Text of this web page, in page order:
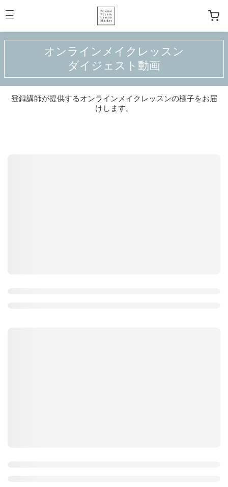
オンラインメイクレッスン
ダイジェスト動画
登録講師が提供するオンラインメイクレッスンの様子をお届
けします。